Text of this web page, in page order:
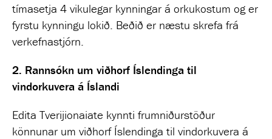
tímasetja 4 vikulegar kynningar á orkukostum og er
fyrstu kynningu lokið. Beðið er næstu skrefa frá
verkefnastjórn.
2. Rannsókn um viðhorf Íslendinga til
vindorkuvera á Íslandi
Edita Tverijionaiate kynnti frumniðurstöður
könnunar um viðhorf Íslendinga til vindorkuvera á